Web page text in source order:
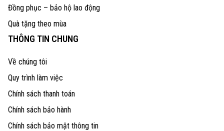
Đồng phục – bảo hộ lao động
Quà tặng theo mùa
THÔNG TIN CHUNG
Về chúng tôi
Quy trình làm việc
Chính sách thanh toán
Chính sách bảo hành
Chính sách bảo mật thông tin